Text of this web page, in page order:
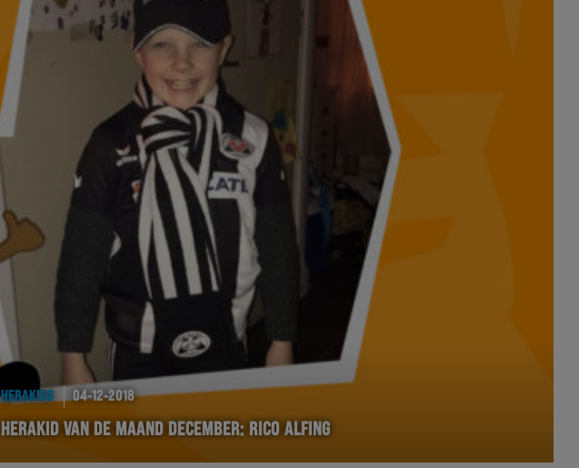
HERAKIDS 04-12-2018
HERAKID VAN DE MAAND DECEMBER: RICO ALFING